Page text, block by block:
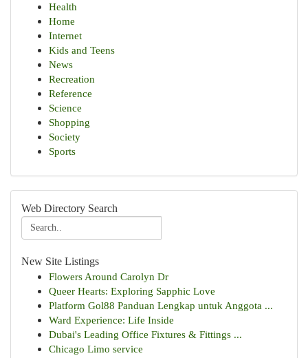
Health
Home
Internet
Kids and Teens
News
Recreation
Reference
Science
Shopping
Society
Sports
Web Directory Search
New Site Listings
Flowers Around Carolyn Dr
Queer Hearts: Exploring Sapphic Love
Platform Gol88 Panduan Lengkap untuk Anggota ...
Ward Experience: Life Inside
Dubai's Leading Office Fixtures & Fittings ...
Chicago Limo service